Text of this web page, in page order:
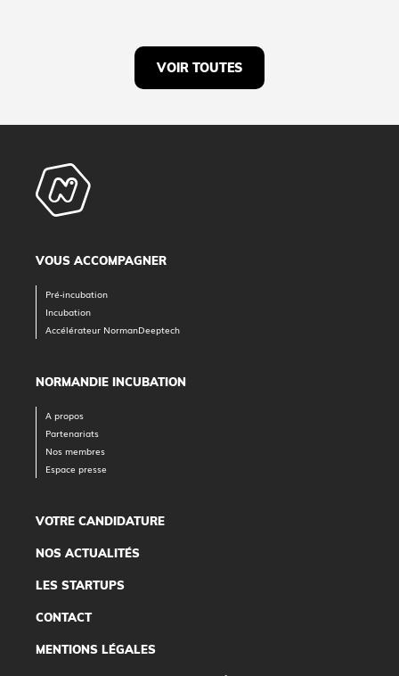
VOIR TOUTES
VOUS ACCOMPAGNER
Pré-incubation
Incubation
Accélérateur NormanDeeptech
NORMANDIE INCUBATION
A propos
Partenariats
Nos membres
Espace presse
VOTRE CANDIDATURE
NOS ACTUALITÉS
LES STARTUPS
CONTACT
MENTIONS LÉGALES